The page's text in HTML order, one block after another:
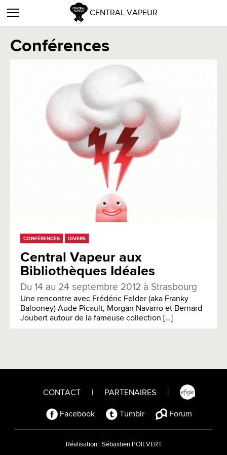
CENTRAL VAPEUR
Conférences
CONFÉRENCES DIVERS
Central Vapeur aux
Bibliothèques Idéales
Du 14 au 24 septembre 2012 à Strasbourg
Une rencontre avec Frédéric Felder (aka Franky
Balooney) Aude Picault, Morgan Navarro et Bernard
Joubert autour de la fameuse collection […]
CONTACT PARTENAIRES
Facebook Tumblr Forum
Réalisation : Sébastien POILVERT